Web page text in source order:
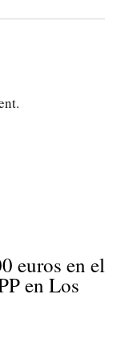
euros en el
en Los